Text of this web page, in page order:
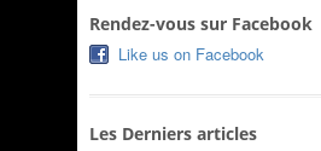
Rendez-vous sur Facebook
Like us on Facebook
Les Derniers articles